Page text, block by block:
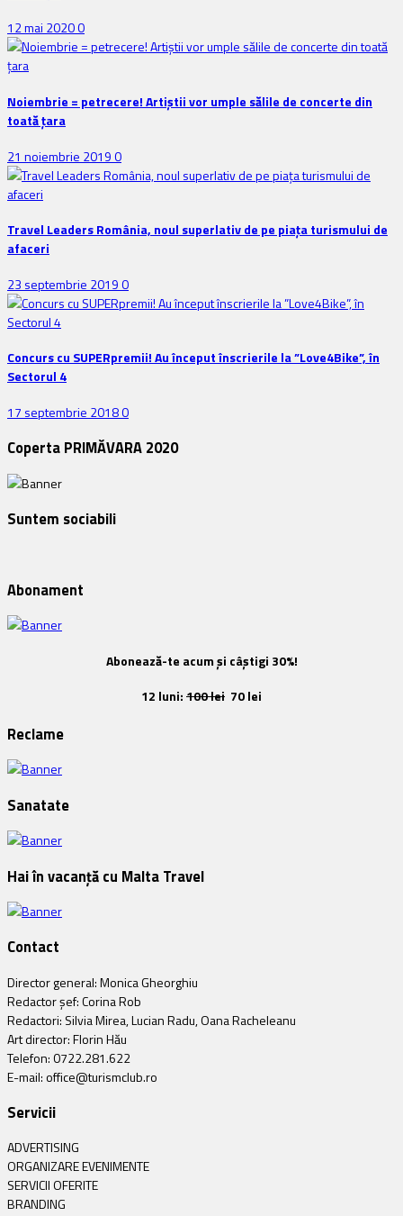
12 mai 20200
Noiembrie = petrecere! Artiștii vor umple sălile de concerte din
toată țara
21 noiembrie 20190
Travel Leaders România, noul superlativ de pe piața turismului de
afaceri
23 septembrie 20190
Concurs cu SUPERpremii! Au început înscrierile la ”Love4Bike”, în
Sectorul 4
17 septembrie 20180
Coperta PRIMĂVARA 2020
Suntem sociabili
Abonament
Abonează-te acum și câștigi 30%!
12 luni:100 lei 70 lei
Reclame
Sanatate
Hai în vacanță cu Malta Travel
Contact
Director general: Monica Gheorghiu
Redactor șef: Corina Rob
Redactori: Silvia Mirea, Lucian Radu, Oana Racheleanu
Art director: Florin Hău
Telefon: 0722.281.622
E-mail: office@turismclub.ro
Servicii
ADVERTISING
ORGANIZARE EVENIMENTE
SERVICII OFERITE
BRANDING